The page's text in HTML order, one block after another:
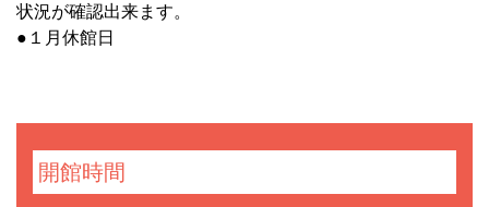
状況が確認出来ます。
●１月休館日
開館時間